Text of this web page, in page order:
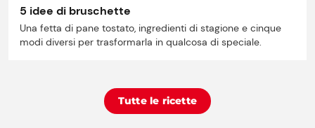
5 idee di bruschette
Una fetta di pane tostato, ingredienti di stagione e cinque
modi diversi per trasformarla in qualcosa di speciale.
Tutte le ricette